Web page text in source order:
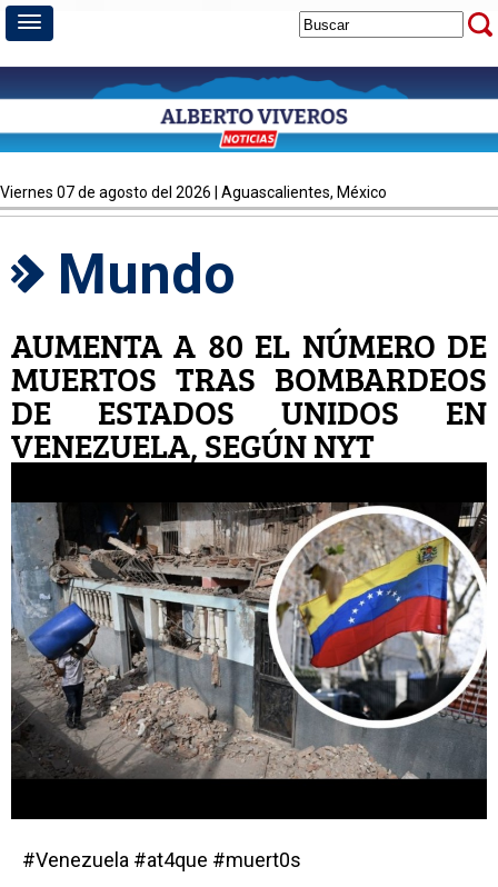
viernes 07 de agosto del 2026 | Aguascalientes, México
Mundo
AUMENTA A 80 EL NÚMERO DE
MUERTOS TRAS BOMBARDEOS
DE ESTADOS UNIDOS EN
VENEZUELA, SEGÚN NYT
#Venezuela #at4que #muert0s